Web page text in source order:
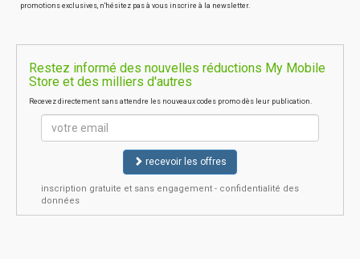
promotions exclusives, n'hésitez pas à vous inscrire à la newsletter.
Restez informé des nouvelles réductions My Mobile
Store et des milliers d'autres
Recevez directement sans attendre les nouveaux codes promo dès leur publication.
recevoir les offres
inscription gratuite et sans engagement - confidentialité des
données